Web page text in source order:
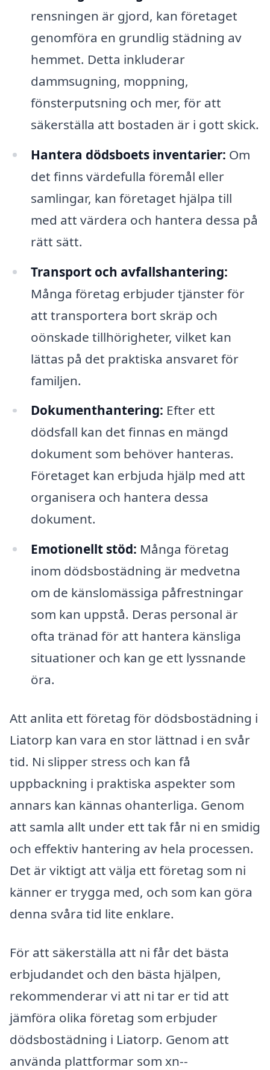
rensningen är gjord, kan företaget
genomföra en grundlig städning av
hemmet. Detta inkluderar
dammsugning, moppning,
fönsterputsning och mer, för att
säkerställa att bostaden är i gott skick.
Hantera dödsboets inventarier: Om
det finns värdefulla föremål eller
samlingar, kan företaget hjälpa till
med att värdera och hantera dessa på
rätt sätt.
Transport och avfallshantering:
Många företag erbjuder tjänster för
att transportera bort skräp och
oönskade tillhörigheter, vilket kan
lättas på det praktiska ansvaret för
familjen.
Dokumenthantering: Efter ett
dödsfall kan det finnas en mängd
dokument som behöver hanteras.
Företaget kan erbjuda hjälp med att
organisera och hantera dessa
dokument.
Emotionellt stöd: Många företag
inom dödsbostädning är medvetna
om de känslomässiga påfrestningar
som kan uppstå. Deras personal är
ofta tränad för att hantera känsliga
situationer och kan ge ett lyssnande
öra.
Att anlita ett företag för dödsbostädning i
Liatorp kan vara en stor lättnad i en svår
tid. Ni slipper stress och kan få
uppbackning i praktiska aspekter som
annars kan kännas ohanterliga. Genom
att samla allt under ett tak får ni en smidig
och effektiv hantering av hela processen.
Det är viktigt att välja ett företag som ni
känner er trygga med, och som kan göra
denna svåra tid lite enklare.
För att säkerställa att ni får det bästa
erbjudandet och den bästa hjälpen,
rekommenderar vi att ni tar er tid att
jämföra olika företag som erbjuder
dödsbostädning i Liatorp. Genom att
använda plattformar som xn--